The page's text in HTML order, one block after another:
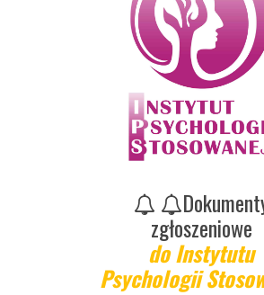
zgłoszeniowe
do Instytutu
Psychologii